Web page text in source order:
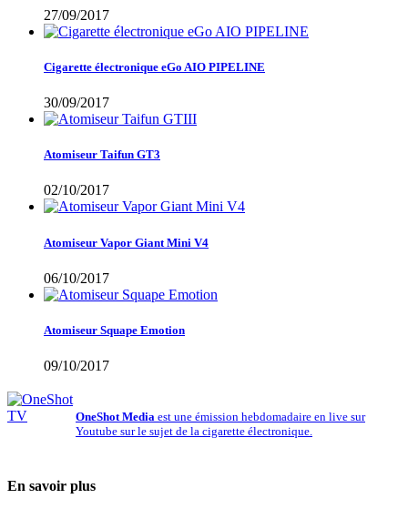
27/09/2017
Cigarette électronique eGo AIO PIPELINE
30/09/2017
Atomiseur Taifun GT3
02/10/2017
Atomiseur Vapor Giant Mini V4
06/10/2017
Atomiseur Squape Emotion
09/10/2017
OneShot Media est une émission hebdomadaire en live sur
Youtube sur le sujet de la cigarette électronique.
En savoir plus